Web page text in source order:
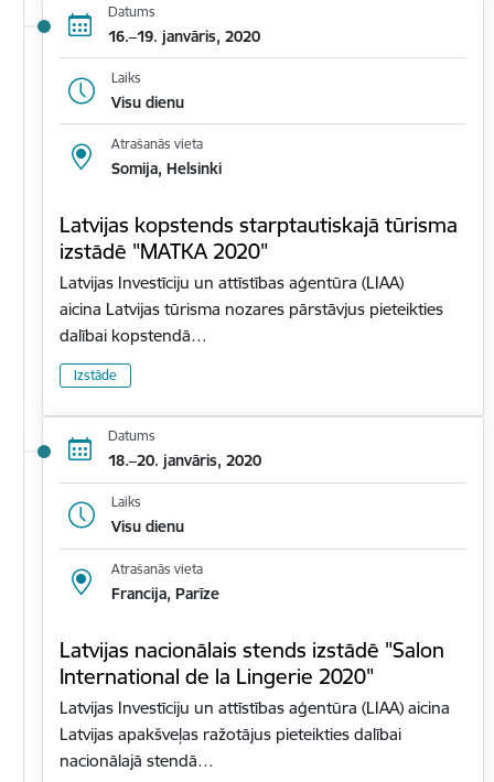
Datums
16.–19. janvāris, 2020
Laiks
Visu dienu
Atrašanās vieta
Somija, Helsinki
Latvijas kopstends starptautiskajā tūrisma
izstādē "MATKA 2020"
Latvijas Investīciju un attīstības aģentūra (LIAA)
aicina Latvijas tūrisma nozares pārstāvjus pieteikties
dalībai kopstendā…
Izstāde
Datums
18.–20. janvāris, 2020
Laiks
Visu dienu
Atrašanās vieta
Francija, Parīze
Latvijas nacionālais stends izstādē "Salon
International de la Lingerie 2020"
Latvijas Investīciju un attīstības aģentūra (LIAA) aicina
Latvijas apakšveļas ražotājus pieteikties dalībai
nacionālajā stendā…